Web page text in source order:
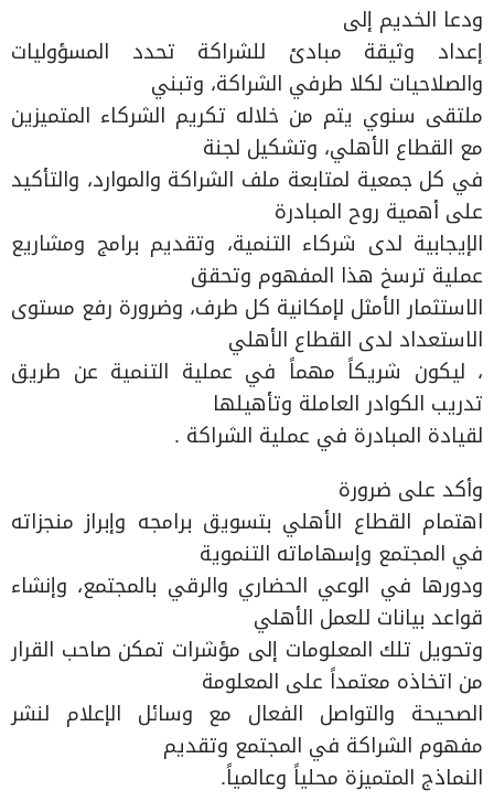
ودعا الخديم إلى
إعداد وثيقة مبادئ للشراكة تحدد المسؤوليات
والصلاحيات لكلا طرفي الشراكة، وتبني
ملتقى سنوي يتم من خلاله تكريم الشركاء المتميزين
مع القطاع الأهلي، وتشكيل لجنة
في كل جمعية لمتابعة ملف الشراكة والموارد، والتأكيد
على أهمية روح المبادرة
الإيجابية لدى شركاء التنمية، وتقديم برامج ومشاريع
عملية ترسخ هذا المفهوم وتحقق
الاستثمار الأمثل لإمكانية كل طرف، وضرورة رفع مستوى
الاستعداد لدى القطاع الأهلي
، ليكون شريكاً مهماً في عملية التنمية عن طريق
تدريب الكوادر العاملة وتأهيلها
لقيادة المبادرة في عملية الشراكة .
وأكد على ضرورة
اهتمام القطاع الأهلي بتسويق برامجه وإبراز منجزاته
في المجتمع وإسهاماته التنموية
ودورها في الوعي الحضاري والرقي بالمجتمع، وإنشاء
قواعد بيانات للعمل الأهلي
وتحويل تلك المعلومات إلى مؤشرات تمكن صاحب القرار
من اتخاذه معتمداً على المعلومة
الصحيحة والتواصل الفعال مع وسائل الإعلام لنشر
مفهوم الشراكة في المجتمع وتقديم
النماذج المتميزة محلياً وعالمياً.